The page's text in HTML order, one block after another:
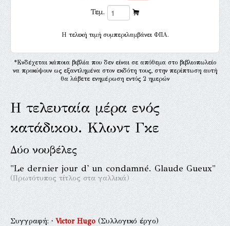
Τεμ.
H τελική τιμή συμπεριλαμβάνει ΦΠΑ.
*Ενδέχεται κάποια βιβλία που δεν είναι σε απόθεμα στο βιβλιοπωλείο
να προκύψουν ως εξαντλημένα στον εκδότη τους, στην περίπτωση αυτή
θα λάβετε ενημέρωση εντός 2 ημερών
Η τελευταία μέρα ενός
κατάδικου. Κλωντ Γκε
Δύο νουβέλες
"Le dernier jour d' un condamné. Glaude Gueux"
(Πρωτότυπος τίτλος στα γαλλικά)
Συγγραφή:·Victor Hugo(Συλλογικό έργο)